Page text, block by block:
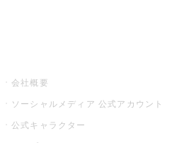
会社概要
ソーシャルメディア 公式アカウント
公式キャラクター